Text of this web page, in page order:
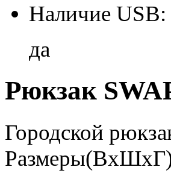
Наличие USB:
да
Рюкзак
Городской